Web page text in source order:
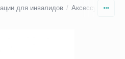
для инвалидов / Аксессуары для